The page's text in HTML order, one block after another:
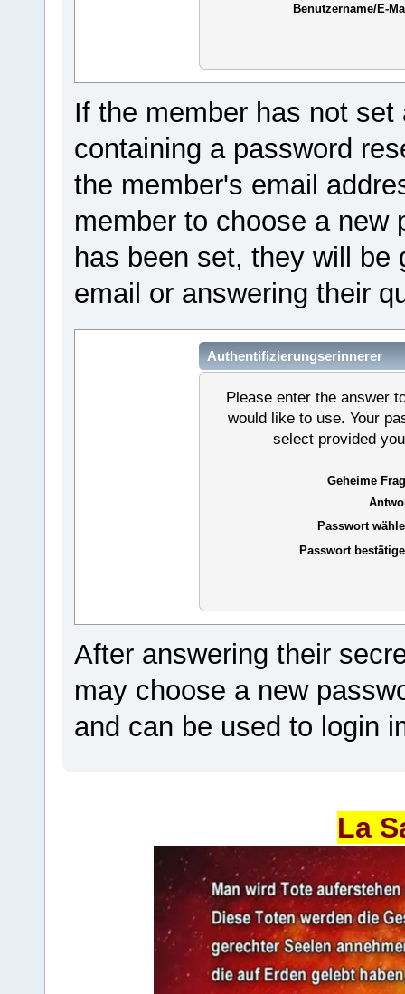
Benutzername/E-
If the member has not
containing a password
the member's email
member to choose a new
has been set, they will
email or answering their
Authentifizierungserinnerer
Please enter the answer
would like to use. Your
select provided
Geheime
Passwort
Passwort
After answering their
may choose a new
and can be used to login
La